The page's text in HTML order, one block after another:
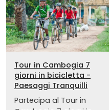
Tour in Cambogia 7
giorni in bicicletta -
Paesaggi Tranquilli
Partecipa al Tour in